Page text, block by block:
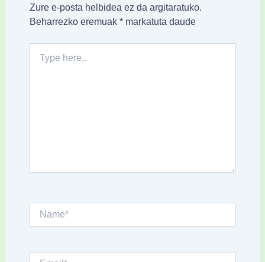
Zure e-posta helbidea ez da argitaratuko.
Beharrezko eremuak *markatuta daude
here..